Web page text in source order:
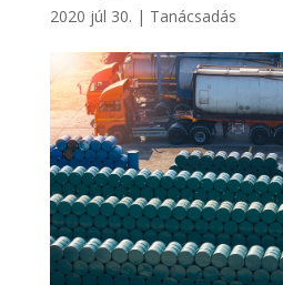
2020 júl 30. | Tanácsadás